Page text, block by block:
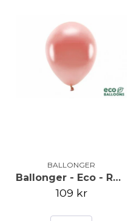
BALLONGER
Ballonger - Eco - Roséguld
109 kr